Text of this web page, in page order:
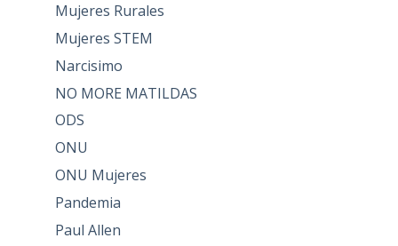
Mujeres Rurales
Mujeres STEM
Narcisimo
NO MORE MATILDAS
ODS
ONU
ONU Mujeres
Pandemia
Paul Allen